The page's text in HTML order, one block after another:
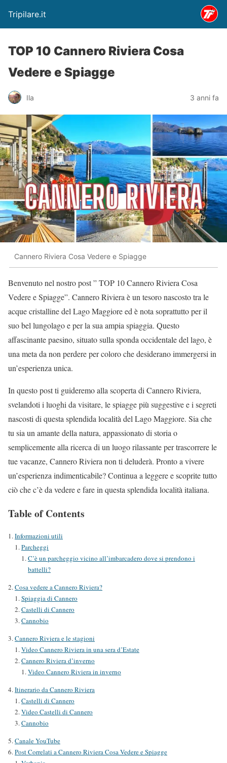
Tripilare.it
TOP 10 Cannero Riviera Cosa
Vedere e Spiagge
Ila 3 anni fa
Cannero Riviera Cosa Vedere e Spiagge
Benvenuto nel nostro post ” TOP 10 Cannero Riviera Cosa
Vedere e Spiagge”. Cannero Riviera è un tesoro nascosto tra le
acque cristalline del Lago Maggiore ed è nota soprattutto per il
suo bel lungolago e per la sua ampia spiaggia. Questo
affascinante paesino, situato sulla sponda occidentale del lago, è
una meta da non perdere per coloro che desiderano immergersi in
un’esperienza unica.
In questo post ti guideremo alla scoperta di Cannero Riviera,
svelandoti i luoghi da visitare, le spiagge più suggestive e i segreti
nascosti di questa splendida località del Lago Maggiore. Sia che
tu sia un amante della natura, appassionato di storia o
semplicemente alla ricerca di un luogo rilassante per trascorrere le
tue vacanze, Cannero Riviera non ti deluderà. Pronto a vivere
un’esperienza indimenticabile? Continua a leggere e scoprite tutto
ciò che c’è da vedere e fare in questa splendida località italiana.
Table of Contents
Informazioni utili
Parcheggi
C’è un parcheggio vicino all’imbarcadero dove si prendono i
battelli?
Cosa vedere a Cannero Riviera?
Spiaggia di Cannero
Castelli di Cannero
Cannobio
Cannero Riviera e le stagioni
Video Cannero Riviera in una sera d’Estate
Cannero Riviera d’inverno
Video Cannero Riviera in inverno
Itinerario da Cannero Riviera
Castelli di Cannero
Video Castelli di Cannero
Cannobio
Canale YouTube
Post Correlati a Cannero Riviera Cosa Vedere e Spiagge